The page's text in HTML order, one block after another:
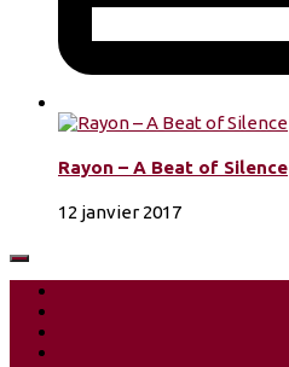
Rayon – A Beat of Silence
12 janvier 2017